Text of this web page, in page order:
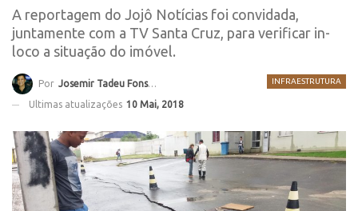
A reportagem do Jojô Notícias foi convidada,
juntamente com a TV Santa Cruz, para verificar in-
loco a situação do imóvel.
INFRAESTRUTURA
Por Josemir Tadeu Fonseca
Ultimas atualizações 10 Mai, 2018